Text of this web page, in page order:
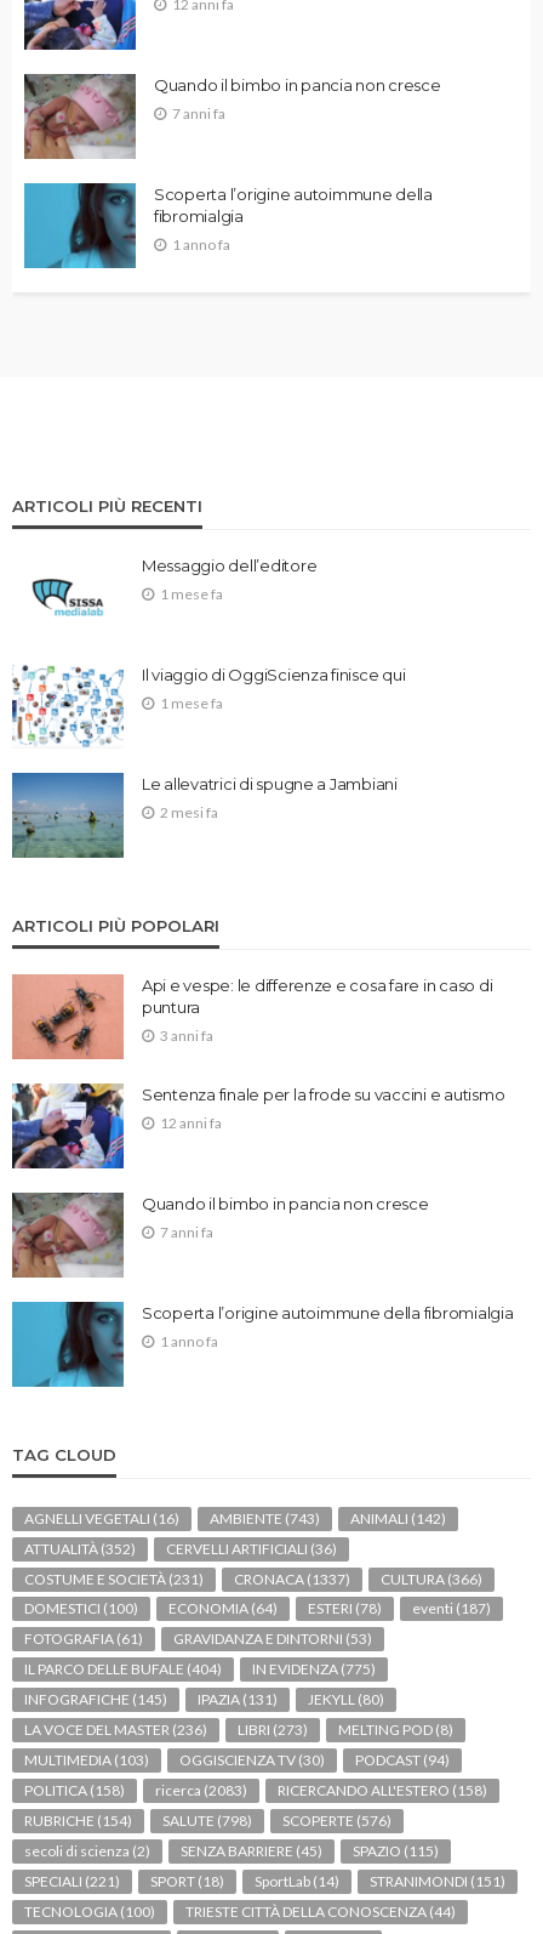
12 anni fa
Quando il bimbo in pancia non cresce
7 anni fa
Scoperta l’origine autoimmune della
fibromialgia
1 anno fa
ARTICOLI PIÙ RECENTI
Messaggio dell’editore
1 mese fa
Il viaggio di OggiScienza finisce qui
1 mese fa
Le allevatrici di spugne a Jambiani
2 mesi fa
ARTICOLI PIÙ POPOLARI
Api e vespe: le differenze e cosa fare in caso di
puntura
3 anni fa
Sentenza finale per la frode su vaccini e autismo
12 anni fa
Quando il bimbo in pancia non cresce
7 anni fa
Scoperta l’origine autoimmune della fibromialgia
1 anno fa
TAG CLOUD
AGNELLI VEGETALI (16) AMBIENTE (743) ANIMALI (142)
ATTUALITÀ (352) CERVELLI ARTIFICIALI (36)
COSTUME E SOCIETÀ (231) CRONACA (1337) CULTURA (366)
DOMESTICI (100) ECONOMIA (64) ESTERI (78) eventi (187)
FOTOGRAFIA (61) GRAVIDANZA E DINTORNI (53)
IL PARCO DELLE BUFALE (404) IN EVIDENZA (775)
INFOGRAFICHE (145) IPAZIA (131) JEKYLL (80)
LA VOCE DEL MASTER (236) LIBRI (273) MELTING POD (8)
MULTIMEDIA (103) OGGISCIENZA TV (30) PODCAST (94)
POLITICA (158) ricerca (2083) RICERCANDO ALL'ESTERO (158)
RUBRICHE (154) SALUTE (798) SCOPERTE (576)
secoli di scienza (2) SENZA BARRIERE (45) SPAZIO (115)
SPECIALI (221) SPORT (18) SportLab (14) STRANIMONDI (151)
TECNOLOGIA (100) TRIESTE CITTÀ DELLA CONOSCENZA (44)